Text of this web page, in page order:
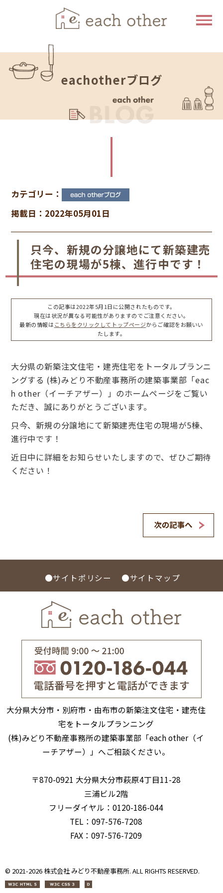
eachotherブログ
カテゴリー：
掲載日：2022年05月01日
只今、新規の分譲地にて新築建売
住宅の現場が5棟、進行中です！
この記事は2022年5月1日に公開されたものです。
現在は状況が異なる可能性がありますのでご注意ください。
最新の情報は こちらをクリックしてトップページからご確認をお願いい
たします。
大分県の新築注文住宅・建売住宅をトータルプランニ
ングする (株)みどり不動産事務所の建築事業部「eac
h other（イーチアザー）」のホームページをご覧い
ただき、誠にありがとうございます。
只今、新規の分譲地にて新築建売住宅の現場が5棟、
進行中です！
近日中に詳細をお知らせいたしますので、ぜひご期待
ください！
●サイトポリシー ●サイトマップ
大分県大分市・別府市・由布市の新築注文住宅・建売住
宅をトータルプランニング
(株)みどり不動産事務所の建築事業部「each other（イ
ーチアザー）」へご相談ください。
〒870-0921 大分県大分市萩原4丁目11-28
三浦ビル2階
フリーダイヤル：0120-186-044
TEL：097-576-7208
FAX：097-576-7209
© 2021-2026 株式会社 みどり不動産事務所. ALL RIGHTS RESERVED.